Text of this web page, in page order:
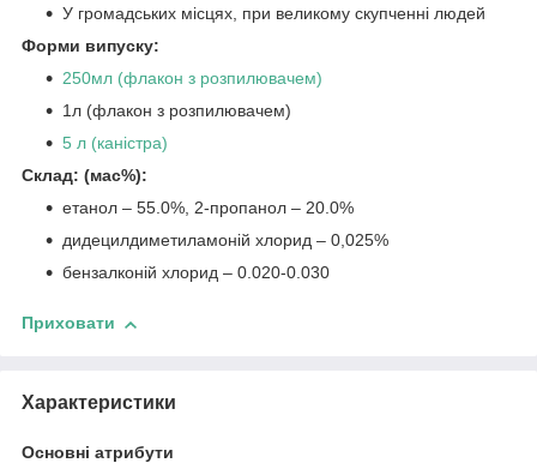
У громадських місцях, при великому скупченні людей
Форми випуску:
250мл (флакон з розпилювачем)
1л (флакон з розпилювачем)
5 л (каністра)
Склад: (мас%):
етанол – 55.0%, 2-пропанол – 20.0%
дидецилдиметиламоній хлорид – 0,025%
бензалконій хлорид – 0.020-0.030
Приховати
Характеристики
Основні атрибути